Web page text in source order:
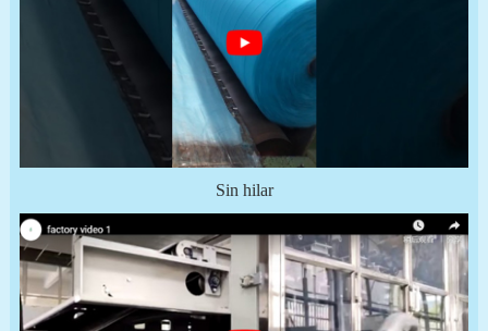
Sin hilar